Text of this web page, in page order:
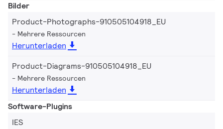
Bilder
Product-Photographs-910505104918_EU
Mehrere Ressourcen
Herunterladen
Product-Diagrams-910505104918_EU
Mehrere Ressourcen
Herunterladen
Software-Plugins
IES